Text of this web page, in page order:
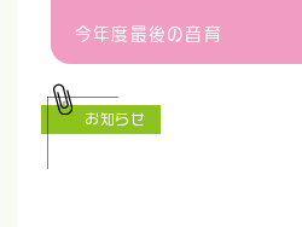
今年度最後の音育
お知らせ